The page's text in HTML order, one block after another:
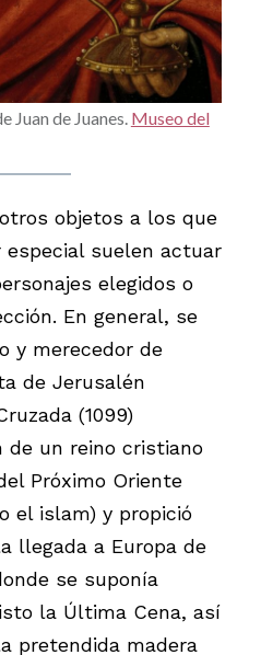
Juan de Juanes. Museo del
objetos a los que
especial suelen actuar
elegidos o
En general, se
y merecedor de
de Jerusalén
(1099)
de un reino cristiano
Próximo Oriente
el islam) y propició
llegada a Europa de
se suponía
la Última Cena, así
pretendida madera